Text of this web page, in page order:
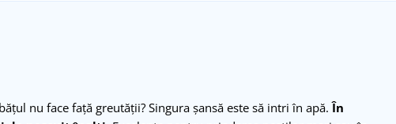
nu face față greutății? Singura șansă este să intri în apă. În